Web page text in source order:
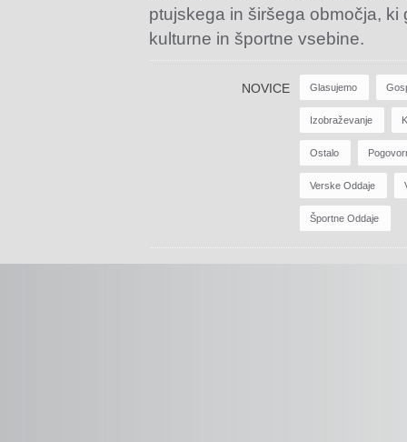
ptujskega in širšega območja,
kulturne in športne vsebine.
NOVICE Glasujemo
Izobraževanje
Ostalo
Verske Oddaje
Športne Oddaje